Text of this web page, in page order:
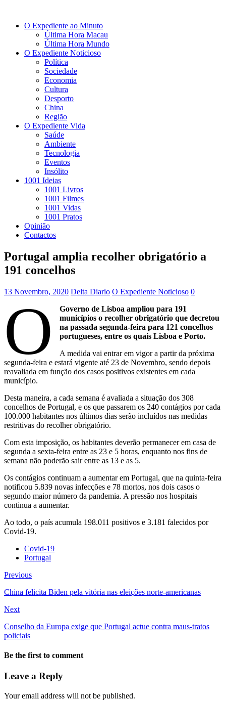
O Expediente ao Minuto
Última Hora Macau
Última Hora Mundo
O Expediente Noticioso
Política
Sociedade
Economia
Cultura
Desporto
China
Região
O Expediente Vida
Saúde
Ambiente
Tecnologia
Eventos
Insólito
1001 Ideias
1001 Livros
1001 Filmes
1001 Vidas
1001 Pratos
Opinião
Contactos
Portugal amplia recolher obrigatório a
191 concelhos
13 Novembro, 2020 Delta Diario O Expediente Noticioso 0
O
Governo de Lisboa ampliou para 191
municípios o recolher obrigatório que decretou
na passada segunda-feira para 121 concelhos
portugueses, entre os quais Lisboa e Porto.
A medida vai entrar em vigor a partir da próxima
segunda-feira e estará vigente até 23 de Novembro, sendo depois
reavaliada em função dos casos positivos existentes em cada
município.
Desta maneira, a cada semana é avaliada a situação dos 308
concelhos de Portugal, e os que passarem os 240 contágios por cada
100.000 habitantes nos últimos dias serão incluídos nas medidas
restritivas do recolher obrigatório.
Com esta imposição, os habitantes deverão permanecer em casa de
segunda a sexta-feira entre as 23 e 5 horas, enquanto nos fins de
semana não poderão sair entre as 13 e as 5.
Os contágios continuam a aumentar em Portugal, que na quinta-feira
notificou 5.839 novas infecções e 78 mortos, nos dois casos o
segundo maior número da pandemia. A pressão nos hospitais
continua a aumentar.
Ao todo, o país acumula 198.011 positivos e 3.181 falecidos por
Covid-19.
Covid-19
Portugal
Previous
China felicita Biden pela vitória nas eleições norte-americanas
Next
Conselho da Europa exige que Portugal actue contra maus-tratos
policiais
Be the first to comment
Leave a Reply
Your email address will not be published.